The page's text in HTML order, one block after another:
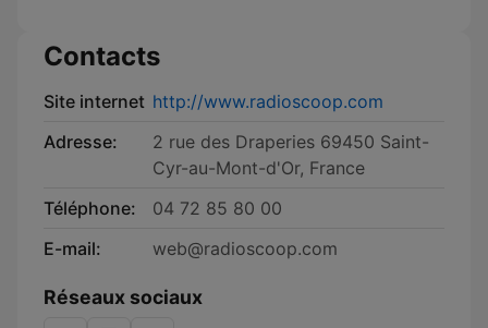
Contacts
Site internet http://www.radioscoop.com
Adresse:
2 rue des Draperies 69450 Saint-
Cyr-au-Mont-d'Or, France
Téléphone:
04 72 85 80 00
E-mail:
web@radioscoop.com
Réseaux sociaux